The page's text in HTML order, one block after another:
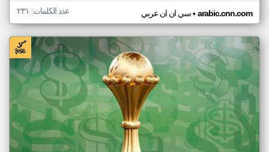
سي ان ان عربي• arabic.cnn.com عدد الكلمات: ٢٣١